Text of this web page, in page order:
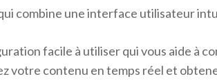
combine une interface utilisateur
facile à utiliser qui vous aide à
votre contenu en temps réel et